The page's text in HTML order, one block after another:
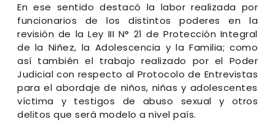
En ese sentido destacó la labor realizada por
funcionarios de los distintos poderes en la
revisión de la Ley III N° 21 de Protección Integral
de la Niñez, la Adolescencia y la Familia; como
así también el trabajo realizado por el Poder
Judicial con respecto al Protocolo de Entrevistas
para el abordaje de niños, niñas y adolescentes
víctima y testigos de abuso sexual y otros
delitos que será modelo a nivel país.